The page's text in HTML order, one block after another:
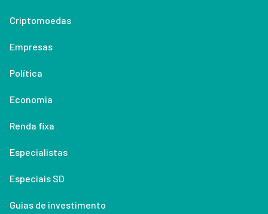
Criptomoedas
Empresas
Política
Economia
Renda fixa
Especialistas
Especiais SD
Guias de investimento